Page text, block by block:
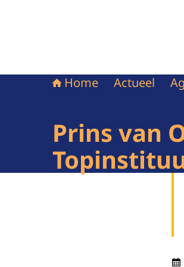
Home Actueel
Prins van